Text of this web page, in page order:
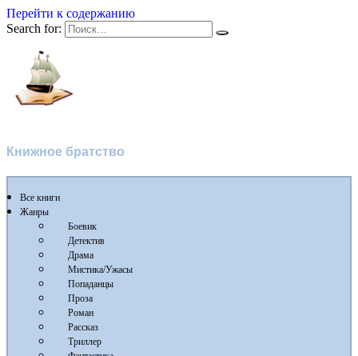
Перейти к содержанию
Search for:
Книжное братство
Все книги
Жанры
Боевик
Детектив
Драма
Мистика/Ужасы
Попаданцы
Проза
Роман
Рассказ
Триллер